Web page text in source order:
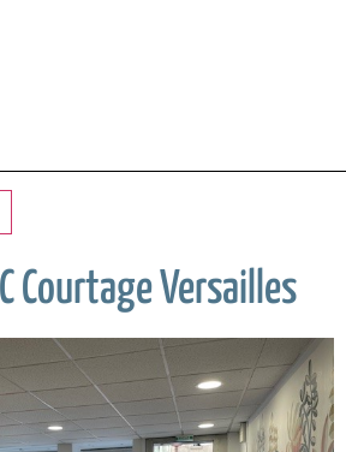
Courtage Versailles